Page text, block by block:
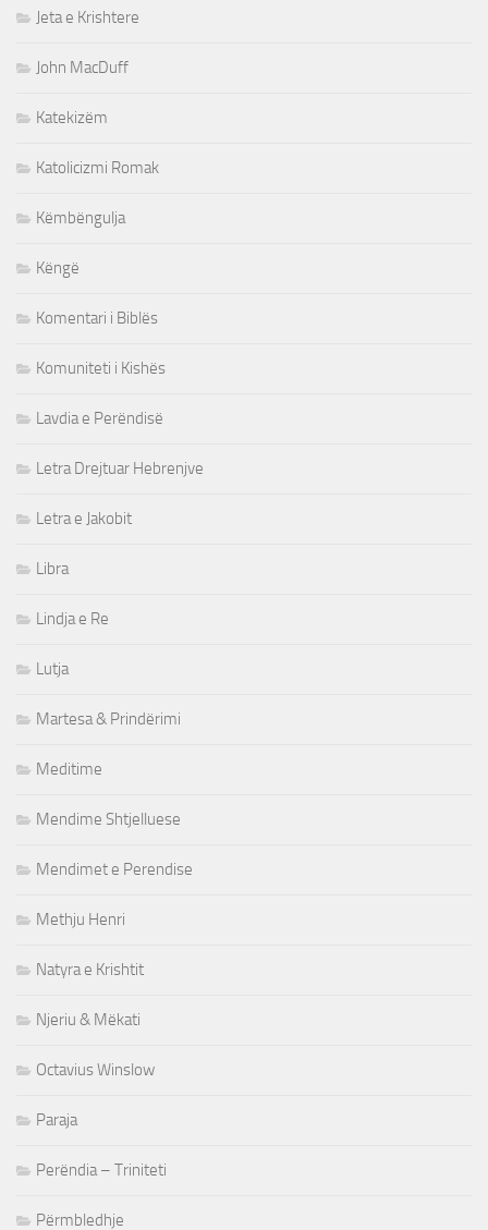
Jeta e Krishtere
John MacDuff
Katekizëm
Katolicizmi Romak
Këmbëngulja
Këngë
Komentari i Biblës
Komuniteti i Kishës
Lavdia e Perëndisë
Letra Drejtuar Hebrenjve
Letra e Jakobit
Libra
Lindja e Re
Lutja
Martesa & Prindërimi
Meditime
Mendime Shtjelluese
Mendimet e Perendise
Methju Henri
Natyra e Krishtit
Njeriu & Mëkati
Octavius Winslow
Paraja
Perëndia – Triniteti
Përmbledhje